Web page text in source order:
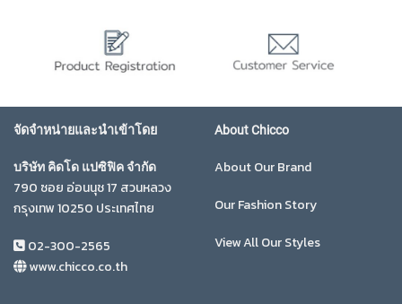
จัดจำหน่ายและนำเข้าโดย
บริษัท คิดโด แปซิฟิค จำกัด
790 ซอย อ่อนนุช 17 สวนหลวง
กรุงเทพ 10250 ประเทศไทย
02-300-2565
www.chicco.co.th
About Chicco
About Our Brand
Our Fashion Story
View All Our Styles